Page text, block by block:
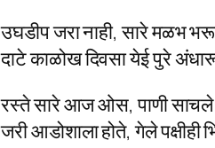
उघडीप जरा नाही, सारे मळभ
दाटे काळोख दिवसा येई पुरे
रस्ते सारे आज ओस, पाणी साचले
जरी आडोशाला होते, गेले पक्षीही